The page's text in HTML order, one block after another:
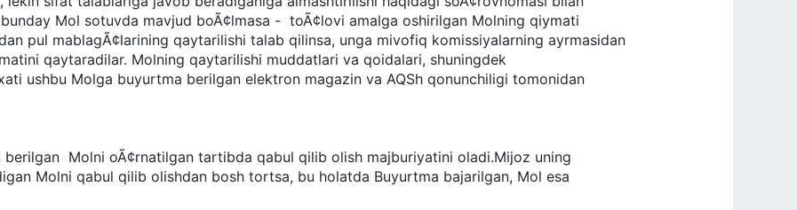
Mol sotuvda mavjud boÃ¢lmasa - toÃ¢lovi amalga oshirilgan Molning qiymati
pul mablagÃ¢larining qaytarilishi talab qilinsa, unga mivofiq komissiyalarning ayrmasidan
qaytaradilar. Molning qaytarilishi muddatlari va qoidalari, shuningdek
ushbu Molga buyurtma berilgan elektron magazin va AQSh qonunchiligi tomonidan
Molni oÃ¢rnatilgan tartibda qabul qilib olish majburiyatini oladi.Mijoz uning
Molni qabul qilib olishdan bosh tortsa, bu holatda Buyurtma bajarilgan, Mol esa